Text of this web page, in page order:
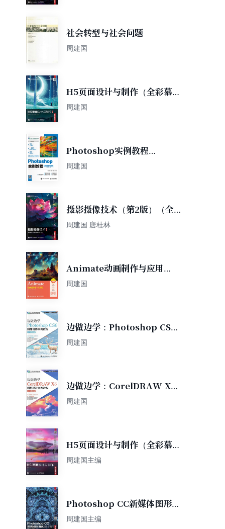
社会转型与社会问题
周建国
H5页面设计与制作（全彩慕课
版）（第2版）
周建国
Photoshop实例教程
（Photoshop 2022）（电子
周建国
摄影摄像技术（第2版）（全
彩慕课版）
周建国 唐桂林
Animate动画制作与应用
（Animate 2020）（微课
周建国
边做边学：Photoshop CS6
图像制作案例教程（第3版）
周建国
边做边学：CorelDRAW X6
图形设计案例教程（第2版）
周建国
H5页面设计与制作（全彩慕课
版）
周建国主编
Photoshop CC新媒体图形图
像设计与制作（全彩慕课版）
周建国主编